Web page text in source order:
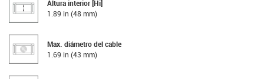
Altura interior [Hi]
1.89 in (48 mm)
Max. diámetro del cable
1.69 in (43 mm)